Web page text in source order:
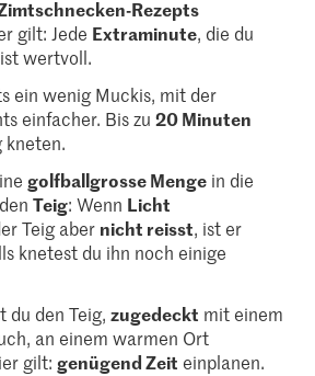
Rezepts
gilt: Jede Extraminute, die du
wertvoll.
ein wenig Muckis, mit der
einfacher. Bis zu20 Minuten
kneten.
golfballgrosse Menge in die
denTeig: Wenn Licht
Teig aber nicht reisst, ist er
knetest du ihn noch einige
du den Teig,zugedeckt mit einem
an einem warmen Ort
gilt:genügend Zeit einplanen.